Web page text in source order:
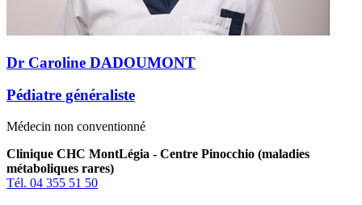
Dr Caroline DADOUMONT
Pédiatre généraliste
Médecin non conventionné
Clinique CHC MontLégia - Centre Pinocchio (maladies
métaboliques rares)
Tél. 04 355 51 50